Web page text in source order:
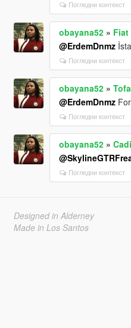
Погледни контекст
obayana52»
@ErdemDnmz
Погледни контекст
obayana52»
@ErdemDnmz
Погледни контекст
obayana52»
Погледни контекст
Designed in Alderney
Made in Los Santos